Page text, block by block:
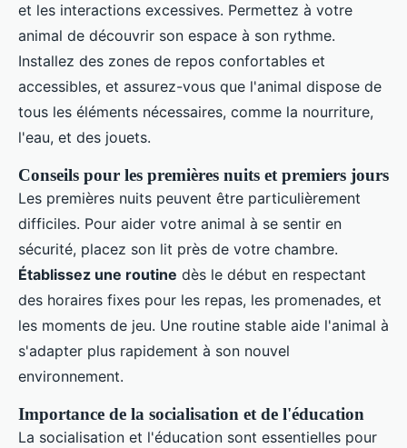
et les interactions excessives. Permettez à votre
animal de découvrir son espace à son rythme.
Installez des zones de repos confortables et
accessibles, et assurez-vous que l'animal dispose de
tous les éléments nécessaires, comme la nourriture,
l'eau, et des jouets.
Conseils pour les premières nuits et premiers jours
Les premières nuits peuvent être particulièrement
difficiles. Pour aider votre animal à se sentir en
sécurité, placez son lit près de votre chambre.
Établissez une routine dès le début en respectant
des horaires fixes pour les repas, les promenades, et
les moments de jeu. Une routine stable aide l'animal à
s'adapter plus rapidement à son nouvel
environnement.
Importance de la socialisation et de l'éducation
La socialisation et l'éducation sont essentielles pour